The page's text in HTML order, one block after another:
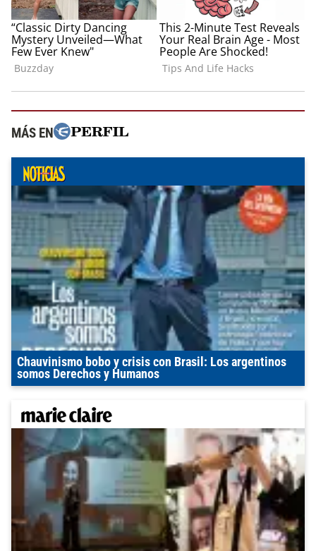
MÁS EN
Chauvinismo bobo y crisis con Brasil: Los argentinos
somos Derechos y Humanos